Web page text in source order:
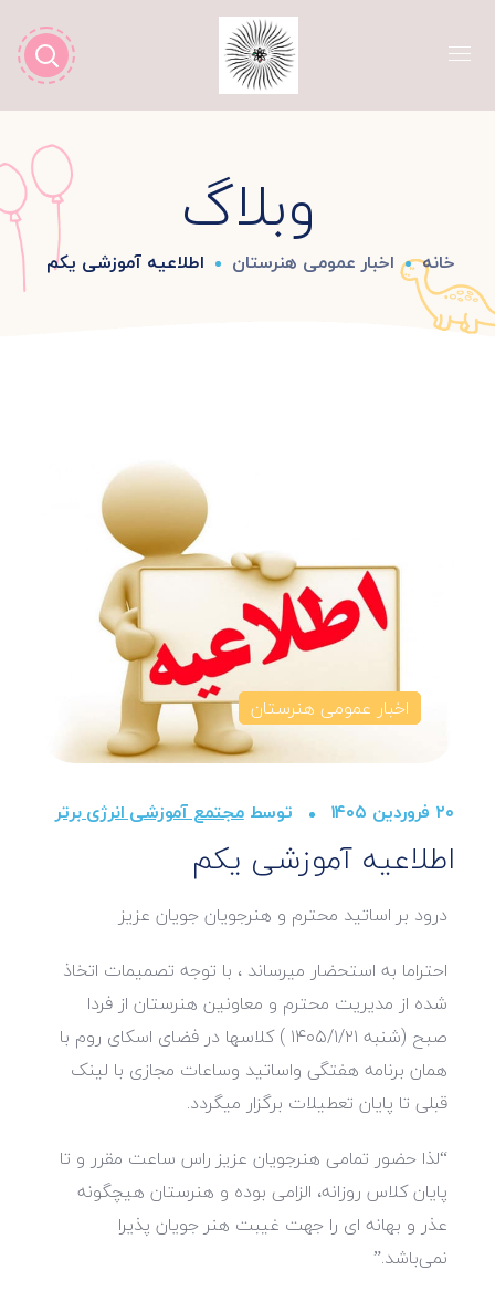
وبلاگ
خانه اخبار عمومی هنرستان اطلاعیه آموزشی یکم
اخبار عمومی هنرستان
۲۰ فروردین ۱۴۰۵ توسطمجتمع آموزشی انرژی برتر
اطلاعیه آموزشی یکم
درود بر اساتید محترم و هنرجویان جویان عزیز
احتراما به استحضار میرساند ، با توجه تصمیمات اتخاذ
شده از مدیریت محترم و معاونین هنرستان از فردا
صبح (شنبه ۱۴۰۵/۱/۲۱ ) کلاسها در فضای اسکای روم با
همان برنامه هفتگی واساتید وساعات مجازی با لینک
قبلی تا پایان تعطیلات برگزار میگردد.
“لذا حضور تمامی هنرجویان عزیز راس ساعت مقرر و تا
پایان کلاس روزانه، الزامی بوده و هنرستان هیچگونه
عذر و بهانه ای را جهت غیبت هنر جویان پذیرا
نمی‌باشد.”